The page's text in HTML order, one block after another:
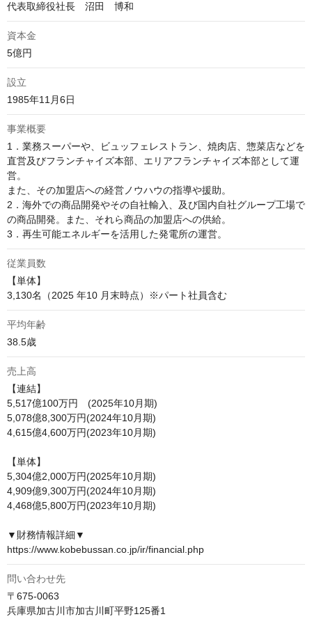
代表取締役社長　沼田　博和
資本金
5億円
設立
1985年11月6日
事業概要
1．業務スーパーや、ビュッフェレストラン、焼肉店、惣菜店などを
直営及びフランチャイズ本部、エリアフランチャイズ本部として運
営。
また、その加盟店への経営ノウハウの指導や援助。
2．海外での商品開発やその自社輸入、及び国内自社グループ工場で
の商品開発。また、それら商品の加盟店への供給。
3．再生可能エネルギーを活用した発電所の運営。
従業員数
【単体】
3,130名（2025 年10 月末時点）※パート社員含む
平均年齢
38.5歳
売上高
【連結】
5,517億100万円　(2025年10月期)
5,078億8,300万円(2024年10月期)
4,615億4,600万円(2023年10月期)
【単体】
5,304億2,000万円(2025年10月期)
4,909億9,300万円(2024年10月期)
4,468億5,800万円(2023年10月期)
▼財務情報詳細▼
https://www.kobebussan.co.jp/ir/financial.php
問い合わせ先
〒675-0063
兵庫県加古川市加古川町平野125番1